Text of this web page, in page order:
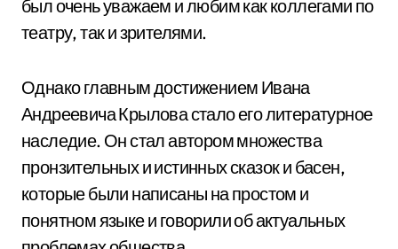
был очень уважаем и любим как коллегами по
театру, так и зрителями.
Однако главным достижением Ивана
Андреевича Крылова стало его литературное
наследие. Он стал автором множества
пронзительных и истинных сказок и басен,
которые были написаны на простом и
понятном языке и говорили об актуальных